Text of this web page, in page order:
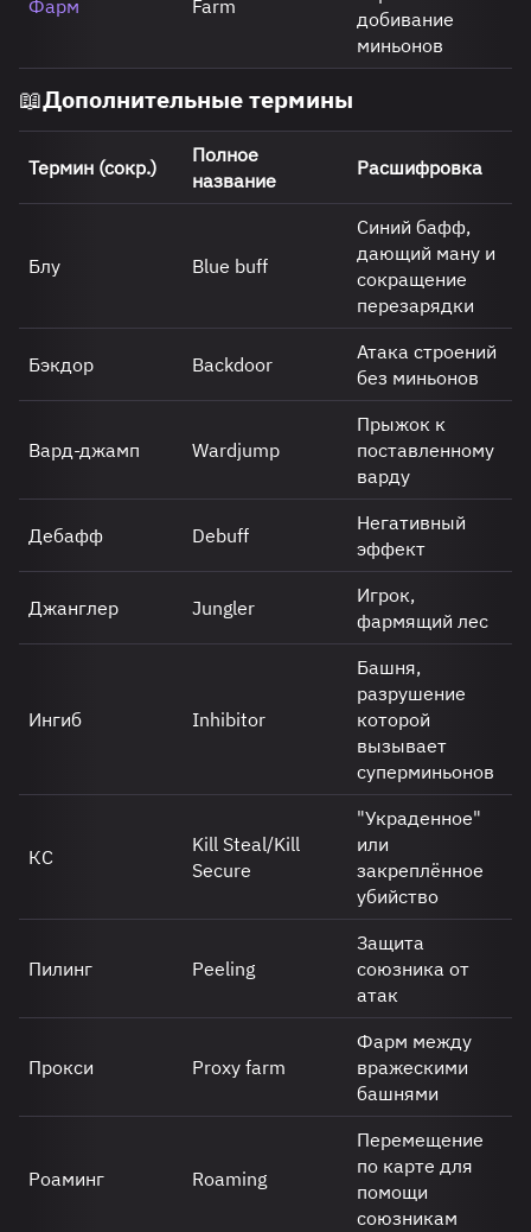
Фарм Farm
добивание
миньонов
📖Дополнительные термины
Термин (сокр.)
Полное
название
Расшифровка
Блу Blue buff
Синий бафф,
дающий ману и
сокращение
перезарядки
Бэкдор Backdoor
Атака строений
без миньонов
Вард-джамп Wardjump
Прыжок к
поставленному
варду
Дебафф Debuff
Негативный
эффект
Джанглер Jungler
Игрок,
фармящий лес
Ингиб Inhibitor
Башня,
разрушение
которой
вызывает
суперминьонов
КС
Kill Steal/Kill
Secure
"Украденное"
или
закреплённое
убийство
Пилинг Peeling
Защита
союзника от
атак
Прокси Proxy farm
Фарм между
вражескими
башнями
Роаминг Roaming
Перемещение
по карте для
помощи
союзникам